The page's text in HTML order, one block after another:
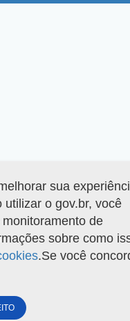
sua
utilizar o gov.br, você
de
sobre como
.Se você